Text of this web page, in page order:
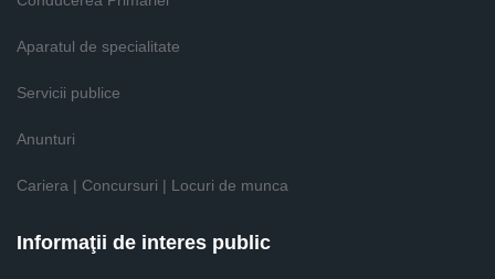
Aparatul de specialitate
Servicii publice
Anunturi
Cariera | Concursuri | Locuri de munca
Informaţii de interes public